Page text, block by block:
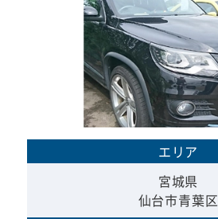
エリア
宮城県
仙台市青葉区